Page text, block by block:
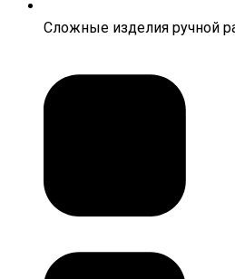
Сложные изделия ручной